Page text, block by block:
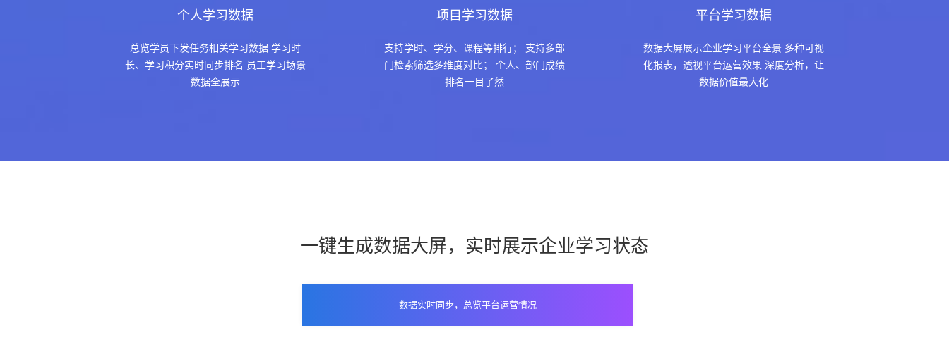
个人学习数据
总览学员下发任务相关学习数据 学习时
长、学习积分实时同步排名 员工学习场景
数据全展示
项目学习数据
支持学时、学分、课程等排行； 支持多部
门检索筛选多维度对比； 个人、部门成绩
排名一目了然
平台学习数据
数据大屏展示企业学习平台全景 多种可视
化报表，透视平台运营效果 深度分析，让
数据价值最大化
一键生成数据大屏，实时展示企业学习状态
数据实时同步，总览平台运营情况